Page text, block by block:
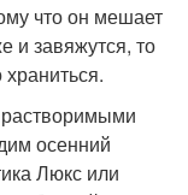
что он мешает
и завяжутся, то
осенний
Люкс или